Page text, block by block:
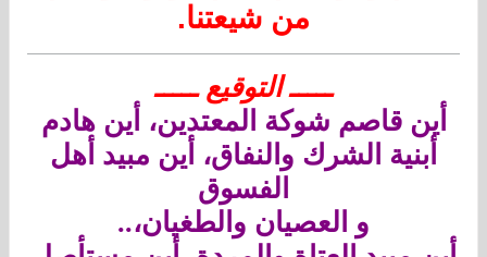
من شيعتنا.
ـــــ التوقيع ـــــ
أين قاصم شوكة المعتدين، أين هادم
أبنية الشرك والنفاق، أين مبيد أهل
الفسوق
و العصيان والطغيان،..